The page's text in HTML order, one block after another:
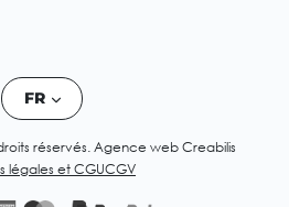
FR
réservés. Agence web Creabilis
légales et CGUCGV